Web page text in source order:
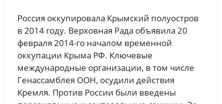
Россия оккупировала Крымский полуостров
в 2014 году. Верховная Рада объявила 20
февраля 2014-го началом временной
оккупации Крыма РФ. Ключевые
международные организации, в том числе
Генассамблея ООН, осудили действия
Кремля. Против России были введены